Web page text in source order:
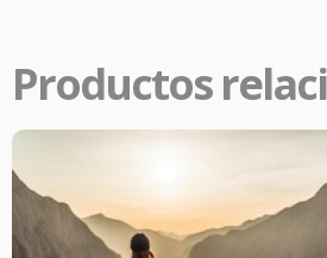
Productos